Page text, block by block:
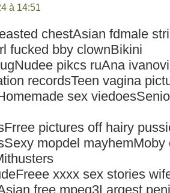
à 14:51
chestAsian fdmale
fucked bby clownBikini
pikcs ruAna
recordsTeen vagina
sex
pictures off hairy
mopdel
xxxx sex stories
free mpeg3Largest